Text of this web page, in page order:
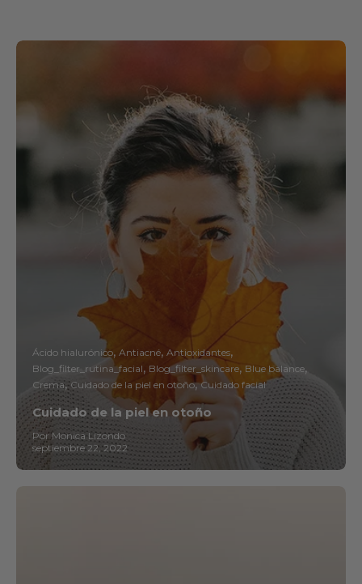
Ácido hialurónico Antiacné Antioxidantes
Blog_filter_rutina_facial Blog_filter_skincare Blue balance
Crema Cuidado de la piel en otoño Cuidado facial
Cuidado de la piel en otoño
Por Monica Lizondo
septiembre 22, 2022